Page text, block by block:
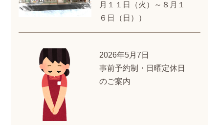
月１１日（火）～８月１
６日（日））
2026年5月7日
事前予約制・日曜定休日
のご案内